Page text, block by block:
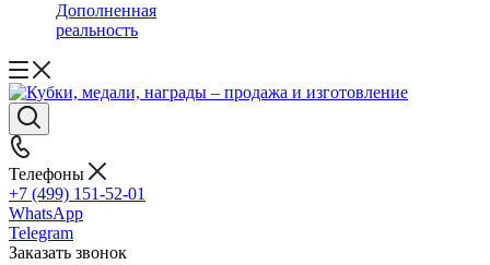
Дополненная
реальность
Телефоны
+7 (499) 151-52-01
WhatsApp
Telegram
Заказать звонок